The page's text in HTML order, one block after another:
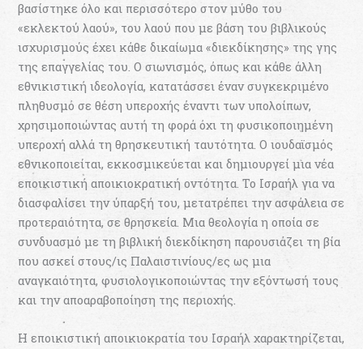
βασίστηκε όλο και περισσότερο στον μύθο του
«εκλεκτού λαού», του λαού που με βάση του βιβλικούς
ισχυρισμούς έχει κάθε δικαίωμα «διεκδίκησης» της γης
της επαγγελίας του. Ο σιωνισμός, όπως και κάθε άλλη
εθνικιστική ιδεολογία, κατατάσσει έναν συγκεκριμένο
πληθυσμό σε θέση υπεροχής έναντι των υπολοίπων,
χρησιμοποιώντας αυτή τη φορά όχι τη φυσικοποιημένη
υπεροχή αλλά τη θρησκευτική ταυτότητα. Ο ιουδαϊσμός
εθνικοποιείται, εκκοσμικεύεται και δημιουργεί μια νέα
εποικιστική αποικιοκρατική οντότητα. Το Ισραήλ για να
διασφαλίσει την ύπαρξή του, μετατρέπει την ασφάλεια σε
προτεραιότητα, σε θρησκεία. Μια θεολογία η οποία σε
συνδυασμό με τη βιβλική διεκδίκηση παρουσιάζει τη βία
που ασκεί στους/ις Παλαιστινίους/ες ως μια
αναγκαιότητα, φυσιολογικοποιώντας την εξόντωσή τους
και την αποαραβοποίηση της περιοχής.
Η εποικιστική αποικιοκρατία του Ισραήλ χαρακτηρίζεται,